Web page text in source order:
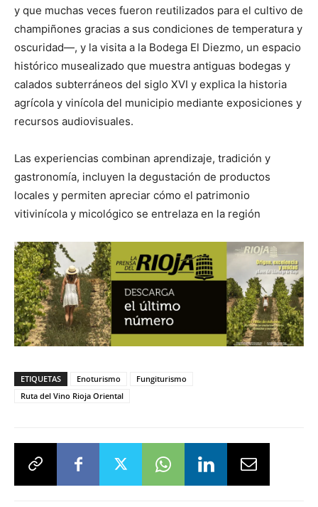
y que muchas veces fueron reutilizados para el cultivo de
champiñones gracias a sus condiciones de temperatura y
oscuridad—, y la visita a la Bodega El Diezmo, un espacio
histórico musealizado que muestra antiguas bodegas y
calados subterráneos del siglo XVI y explica la historia
agrícola y vinícola del municipio mediante exposiciones y
recursos audiovisuales.
Las experiencias combinan aprendizaje, tradición y
gastronomía, incluyen la degustación de productos
locales y permiten apreciar cómo el patrimonio
vitivinícola y micológico se entrelaza en la región
ETIQUETAS Enoturismo
Fungiturismo
Ruta del Vino Rioja Oriental